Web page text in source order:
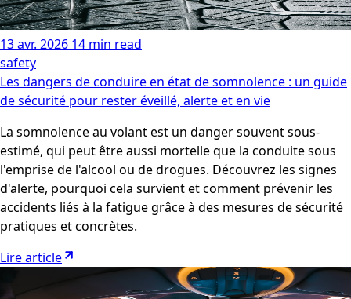
13 avr. 2026 14 min read
safety
Les dangers de conduire en état de somnolence : un guide
de sécurité pour rester éveillé, alerte et en vie
La somnolence au volant est un danger souvent sous-
estimé, qui peut être aussi mortelle que la conduite sous
l'emprise de l'alcool ou de drogues. Découvrez les signes
d'alerte, pourquoi cela survient et comment prévenir les
accidents liés à la fatigue grâce à des mesures de sécurité
pratiques et concrètes.
Lire article